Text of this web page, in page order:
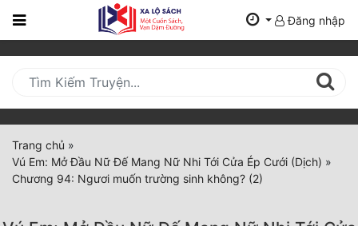
Trang
Mới
Cập
Nhật
(current)
BXH
Đăng nhập
Trang chủ »
Vú Em: Mở Đầu Nữ Đế Mang Nữ Nhi Tới Cửa Ép Cưới (Dịch) »
Chương 94: Ngươi muốn trường sinh không? (2)